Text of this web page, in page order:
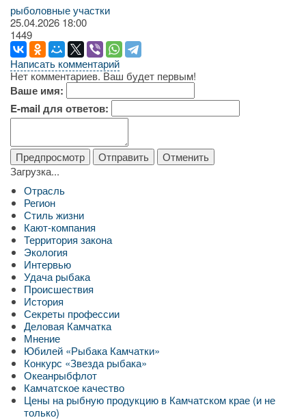
рыболовные участки
25.04.2026 18:00
1449
Написать комментарий
Нет комментариев. Ваш будет первым!
Ваше имя:
E-mail для ответов:
Загрузка...
Отрасль
Регион
Стиль жизни
Кают-компания
Территория закона
Экология
Интервью
Удача рыбака
Происшествия
История
Секреты профессии
Деловая Камчатка
Мнение
Юбилей «Рыбака Камчатки»
Конкурс «Звезда рыбака»
Океанрыбфлот
Камчатское качество
Цены на рыбную продукцию в Камчатском крае (и не
только)